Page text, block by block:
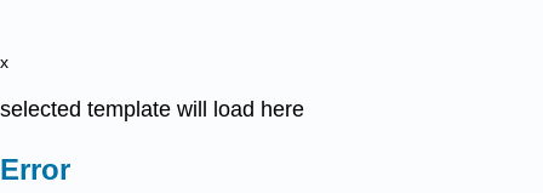
x
selected template will load here
Error